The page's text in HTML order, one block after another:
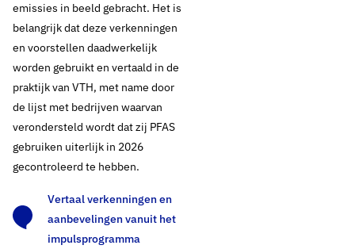
emissies in beeld gebracht. Het is
belangrijk dat deze verkenningen
en voorstellen daadwerkelijk
worden gebruikt en vertaald in de
praktijk van VTH, met name door
de lijst met bedrijven waarvan
verondersteld wordt dat zij PFAS
gebruiken uiterlijk in 2026
gecontroleerd te hebben.
Vertaal verkenningen en
aanbevelingen vanuit het
impulsprogramma